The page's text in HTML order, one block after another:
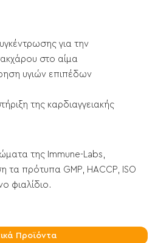
για την
στο αίμα
υγιών επιπέδων
της καρδιαγγειακής
της Immune-Labs,
τα πρότυπα GMP, HACCP, ISO
φιαλίδιο.
Προϊόντα